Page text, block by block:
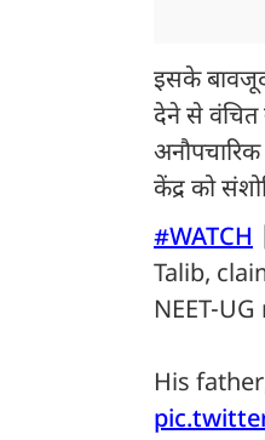
इसके
देने से वंचित
अनौपचारिक
केंद्र को
#WATCH
Talib,
NEET-
His